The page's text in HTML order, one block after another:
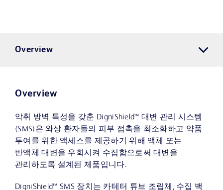
Overview
Overview
악취 방벽 특성을 갖춘 DigniShield™ 대변 관리 시스템
(SMS)은 와상 환자들의 피부 접촉을 최소화하고 약품
투여를 위한 액세스를 제공하기 위해 액체 또는
반액체 대변을 우회시켜 수집함으로써 대변을
관리하도록 설계된 제품입니다.
DigniShield™ SMS 장치는 카테터 튜브 조립체, 수집 백